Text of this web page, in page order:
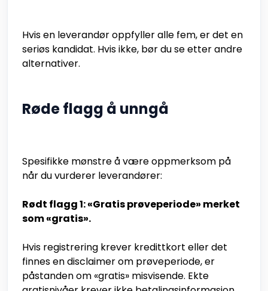
Hvis en leverandør oppfyller alle fem, er det en
seriøs kandidat. Hvis ikke, bør du se etter andre
alternativer.
Røde flagg å unngå
Spesifikke mønstre å være oppmerksom på
når du vurderer leverandører:
Rødt flagg 1: «Gratis prøveperiode» merket
som «gratis».
Hvis registrering krever kredittkort eller det
finnes en disclaimer om prøveperiode, er
påstanden om «gratis» misvisende. Ekte